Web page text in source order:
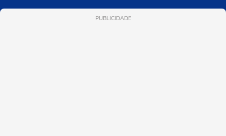
PUBLICIDADE